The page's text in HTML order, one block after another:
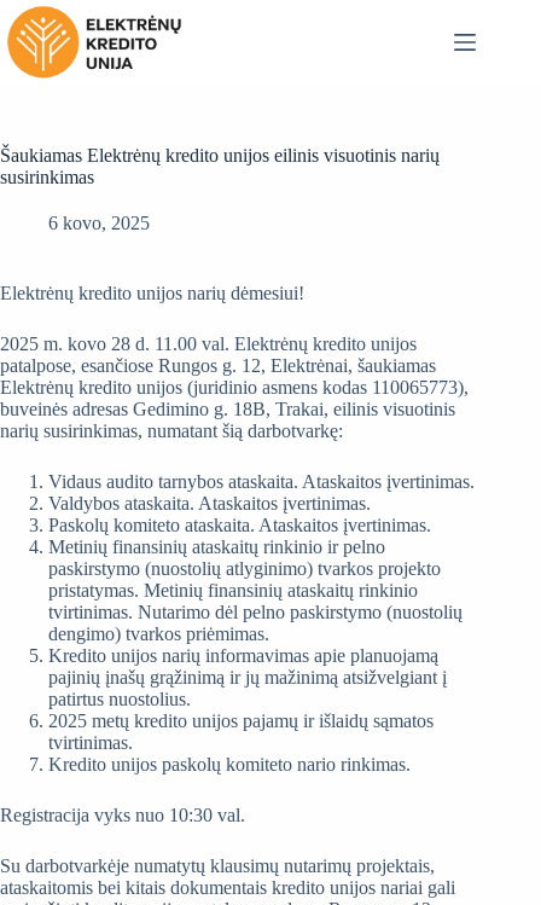
Skip
to
content
Šaukiamas Elektrėnų kredito unijos eilinis visuotinis narių
susirinkimas
6 kovo, 2025
Elektrėnų kredito unijos narių dėmesiui!
2025 m. kovo 28 d. 11.00 val. Elektrėnų kredito unijos
patalpose, esančiose Rungos g. 12, Elektrėnai, šaukiamas
Elektrėnų kredito unijos (juridinio asmens kodas 110065773),
buveinės adresas Gedimino g. 18B, Trakai, eilinis visuotinis
narių susirinkimas, numatant šią darbotvarkę:
Vidaus audito tarnybos ataskaita. Ataskaitos įvertinimas.
Valdybos ataskaita. Ataskaitos įvertinimas.
Paskolų komiteto ataskaita. Ataskaitos įvertinimas.
Metinių finansinių ataskaitų rinkinio ir pelno
paskirstymo (nuostolių atlyginimo) tvarkos projekto
pristatymas. Metinių finansinių ataskaitų rinkinio
tvirtinimas. Nutarimo dėl pelno paskirstymo (nuostolių
dengimo) tvarkos priėmimas.
Kredito unijos narių informavimas apie planuojamą
pajinių įnašų grąžinimą ir jų mažinimą atsižvelgiant į
patirtus nuostolius.
2025 metų kredito unijos pajamų ir išlaidų sąmatos
tvirtinimas.
Kredito unijos paskolų komiteto nario rinkimas.
Registracija vyks nuo 10:30 val.
Su darbotvarkėje numatytų klausimų nutarimų projektais,
ataskaitomis bei kitais dokumentais kredito unijos nariai gali